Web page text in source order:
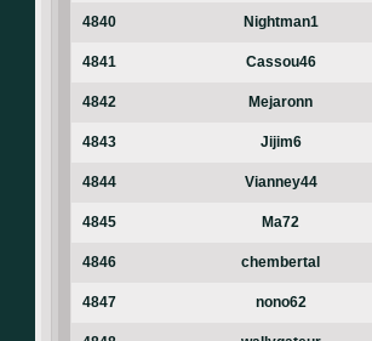
4840 Nightman1
4841 Cassou46
4842 Mejaronn
4843 Jijim6
4844 Vianney44
4845 Ma72
4846 chembertal
4847 nono62